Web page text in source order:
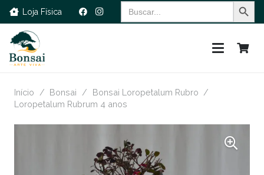
Loja Física
Search
for:
Início / Bonsai / Bonsai Loropetalum Rubro /
Loropetalum Rubrum 4 anos